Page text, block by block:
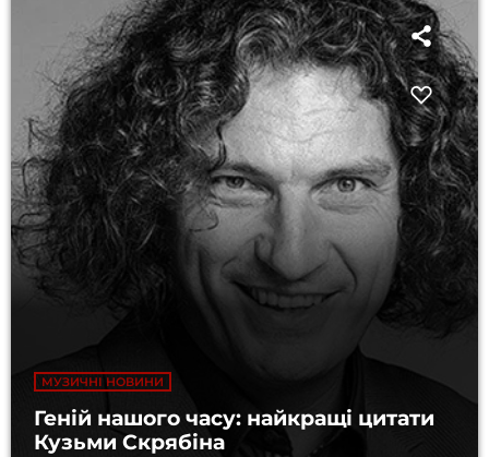
МУЗИЧНІ НОВИНИ
Геній нашого часу: найкращі цитати
Кузьми Скрябіна